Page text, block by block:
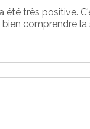
été très positive.
comprendre la